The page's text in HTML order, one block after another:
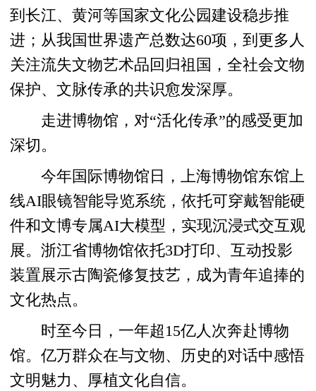
到长江、黄河等国家文化公园建设稳步推
进；从我国世界遗产总数达60项，到更多人
关注流失文物艺术品回归祖国，全社会文物
保护、文脉传承的共识愈发深厚。
走进博物馆，对“活化传承”的感受更加
深切。
今年国际博物馆日，上海博物馆东馆上
线AI眼镜智能导览系统，依托可穿戴智能硬
件和文博专属AI大模型，实现沉浸式交互观
展。浙江省博物馆依托3D打印、互动投影
装置展示古陶瓷修复技艺，成为青年追捧的
文化热点。
时至今日，一年超15亿人次奔赴博物
馆。亿万群众在与文物、历史的对话中感悟
文明魅力、厚植文化自信。